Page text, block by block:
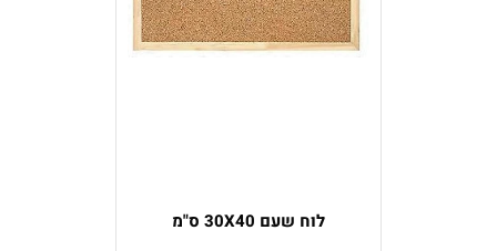
לוח שעם 30X40 ס"מ